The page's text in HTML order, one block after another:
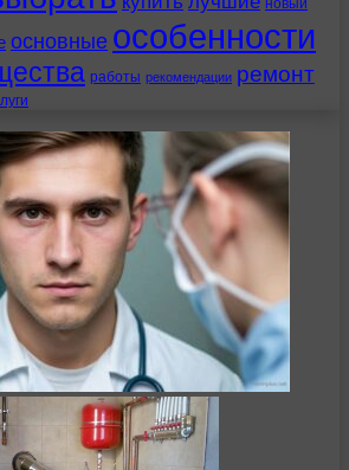
новый
основные особенности
работы рекомендации ремонт